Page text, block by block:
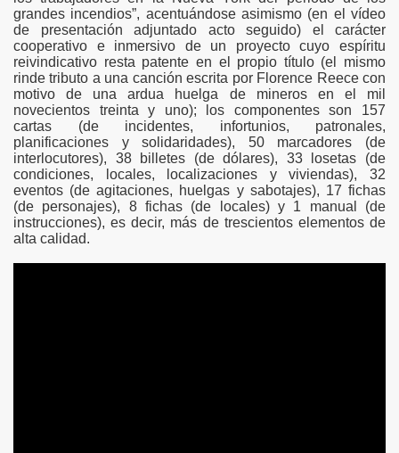
grandes incendios”, acentuándose asimismo (en el vídeo
de presentación adjuntado acto seguido) el carácter
cooperativo e inmersivo de un proyecto cuyo espíritu
reivindicativo resta patente en el propio título (el mismo
rinde tributo a una canción escrita por Florence Reece con
motivo de una ardua huelga de mineros en el mil
novecientos treinta y uno); los componentes son 157
cartas (de incidentes, infortunios, patronales,
planificaciones y solidaridades), 50 marcadores (de
interlocutores), 38 billetes (de dólares), 33 losetas (de
condiciones, locales, localizaciones y viviendas), 32
eventos (de agitaciones, huelgas y sabotajes), 17 fichas
(de personajes), 8 fichas (de locales) y 1 manual (de
instrucciones), es decir, más de trescientos elementos de
alta calidad.